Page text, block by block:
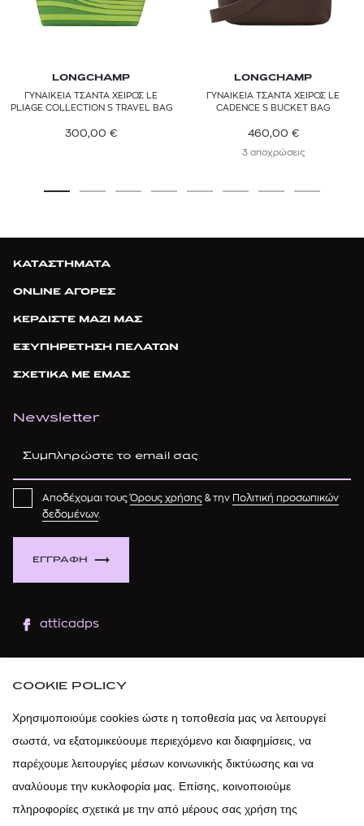
LONGCHAMP
ΓΥΝΑΙΚΕΙΑ ΤΣΑΝΤΑ ΧΕΙΡΟΣ LE
PLIAGE COLLECTION S TRAVEL BAG
300,00 €
LONGCHAMP
ΓΥΝΑΙΚΕΙΑ ΤΣΑΝΤΑ ΧΕΙΡΟΣ LE
CADENCE S BUCKET BAG
460,00 €
3 αποχρώσεις
ΚΑΤΑΣΤΗΜΑΤΑ
ONLINE ΑΓΟΡΕΣ
ΚΕΡΔΙΣΤΕ ΜΑΖΙ ΜΑΣ
ΕΞΥΠΗΡΕΤΗΣΗ ΠΕΛΑΤΩΝ
ΣΧΕΤΙΚΑ ΜΕ ΕΜΑΣ
Newsletter
ΕΓΓΡΑΦΗ
Αποδέχομαι τουςΌρους χρήσης & την
Πολιτική προσωπικών
δεδομένων.
atticadps
atticadps
COOKIE POLICY
Χρησιμοποιούμε cookies ώστε η τοποθεσία μας να λειτουργεί
σωστά, να εξατομικεύουμε περιεχόμενο και διαφημίσεις, να
παρέχουμε λειτουργίες μέσων κοινωνικής δικτύωσης και να
αναλύουμε την κυκλοφορία μας. Επίσης, κοινοποιούμε
πληροφορίες σχετικά με την από μέρους σας χρήση της